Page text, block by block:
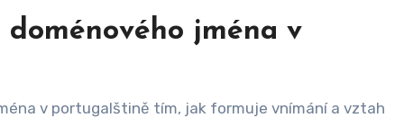
jména v
v portugalštině tím, jak formuje vnímání a vztah